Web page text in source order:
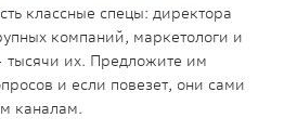
классные спецы: директора
компаний, маркетологи и
их. Предложите им
и если повезет, они сами
каналам.